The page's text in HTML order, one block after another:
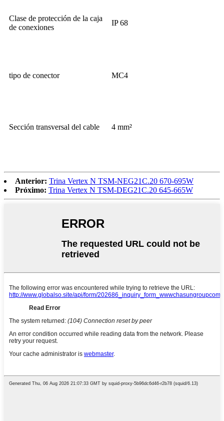
Clase de protección de la caja
de conexiones
IP 68
tipo de conector MC4
Sección transversal del cable 4 mm²
Anterior: Trina Vertex N TSM-NEG21C.20 670-695W
Próximo: Trina Vertex N TSM-DEG21C.20 645-665W